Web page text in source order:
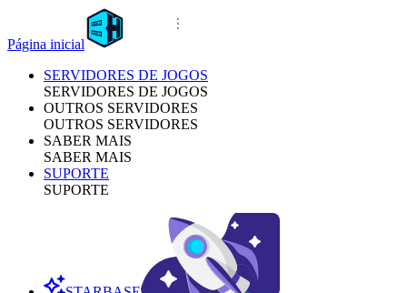
Página inicial
SERVIDORES DE JOGOS
SERVIDORES DE JOGOS
OUTROS SERVIDORES
OUTROS SERVIDORES
SABER MAIS
SABER MAIS
SUPORTE
SUPORTE